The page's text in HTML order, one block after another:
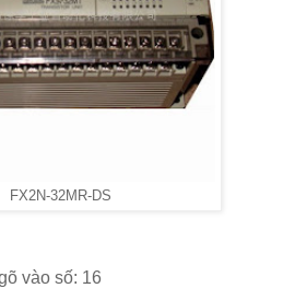
FX2N-32MR-DS
vào số: 16